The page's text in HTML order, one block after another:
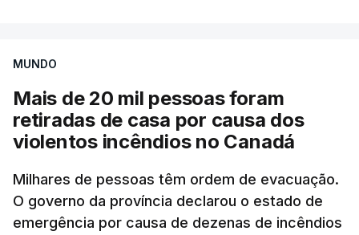
MUNDO
Mais de 20 mil pessoas foram
retiradas de casa por causa dos
violentos incêndios no Canadá
Milhares de pessoas têm ordem de evacuação.
O governo da província declarou o estado de
emergência por causa de dezenas de incêndios